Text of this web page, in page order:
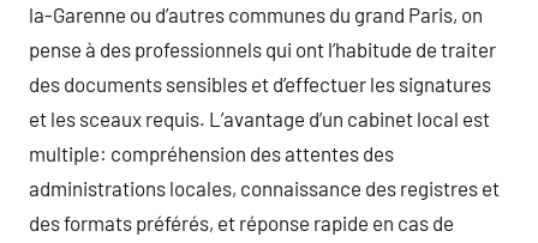
la-Garenne ou d’autres communes du grand Paris, on
pense à des professionnels qui ont l’habitude de traiter
des documents sensibles et d’effectuer les signatures
et les sceaux requis. L’avantage d’un cabinet local est
multiple: compréhension des attentes des
administrations locales, connaissance des registres et
des formats préférés, et réponse rapide en cas de